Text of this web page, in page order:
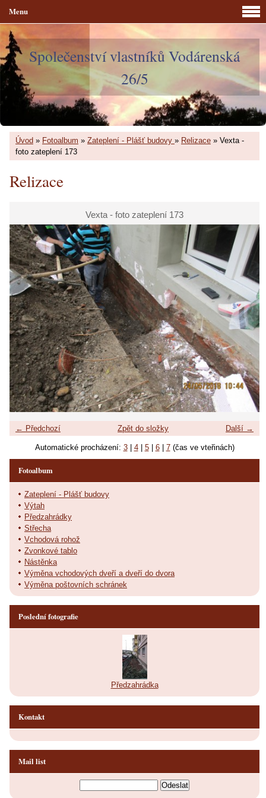
Společenství vlastníků Vodárenská
26/5
Úvod » Fotoalbum » Zateplení - Plášť budovy » Relizace » Vexta -
foto zateplení 173
Relizace
Vexta - foto zateplení 173
← Předchozí Další →
Zpět do složky
Automatické procházení: 3| 4| 5| 6| 7(čas ve vteřinách)
Menu
Fotoalbum
Zateplení - Plášť budovy
Výtah
Předzahrádky
Střecha
Vchodová rohož
Zvonkové tablo
Nástěnka
Výměna vchodových dveří a dveří do dvora
Výměna poštovních schránek
Poslední fotografie
Předzahrádka
Kontakt
Mail list